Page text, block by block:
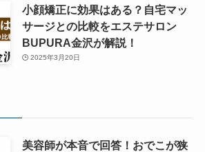
小顔矯正に効果はある？自宅マッ
サージとの比較をエステサロン
BUPURA金沢が解説！
2025年3月20日
美容師が本音で回答！おでこが狭